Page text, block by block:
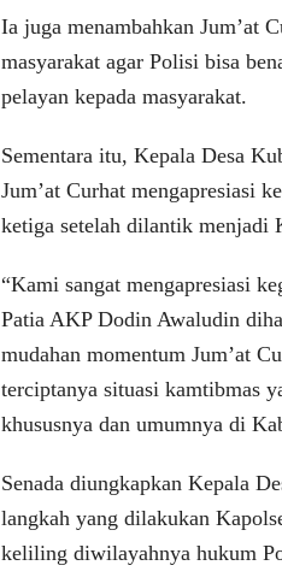
Ia juga menambahkan Jum’at
masyarakat agar Polisi bisa
pelayan kepada masyarakat.
Sementara itu, Kepala Desa
Jum’at Curhat mengapresiasi
ketiga setelah dilantik menjadi
“Kami sangat mengapresiasi
Patia AKP Dodin Awaludin
mudahan momentum Jum’at
terciptanya situasi kamtibmas
khususnya dan umumnya di
Senada diungkapkan Kepala
langkah yang dilakukan
keliling diwilayahnya hukum